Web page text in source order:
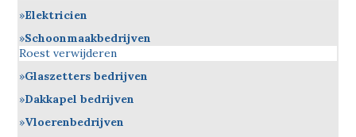
Elektricien
Schoonmaakbedrijven
Roest verwijderen
Glaszetters bedrijven
Dakkapel bedrijven
Vloerenbedrijven